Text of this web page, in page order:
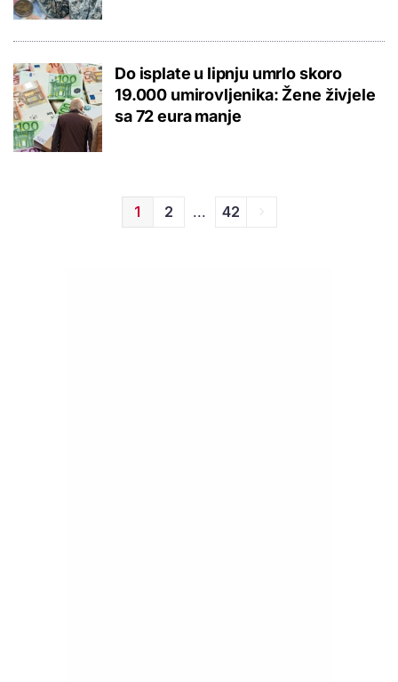
Do isplate u lipnju umrlo skoro
19.000 umirovljenika: Žene živjele
sa 72 eura manje
1 2 ... 42